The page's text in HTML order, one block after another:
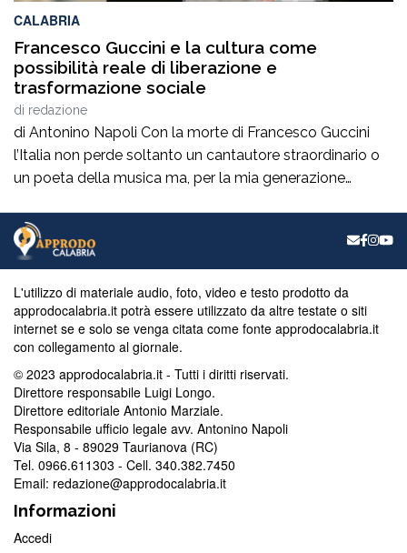
CALABRIA
Francesco Guccini e la cultura come
possibilità reale di liberazione e
trasformazione sociale
di redazione
di Antonino Napoli Con la morte di Francesco Guccini
l’Italia non perde soltanto un cantautore straordinario o
un poeta della musica ma, per la mia generazione
ne va un autentico riferimento culturale, uno di quei
maestri che hanno insegnato a pensare prima ancora
che a cantare. […]
L'utilizzo di materiale audio, foto, video e testo prodotto da
approdocalabria.it potrà essere utilizzato da altre testate o siti
internet se e solo se venga citata come fonte approdocalabria.it
con collegamento al giornale.
© 2023 approdocalabria.it - Tutti i diritti riservati.
Direttore responsabile Luigi Longo.
Direttore editoriale Antonio Marziale.
Responsabile ufficio legale avv. Antonino Napoli
Via Sila, 8 - 89029 Taurianova (RC)
Tel. 0966.611303 - Cell. 340.382.7450
Email: redazione@approdocalabria.it
Informazioni
Accedi